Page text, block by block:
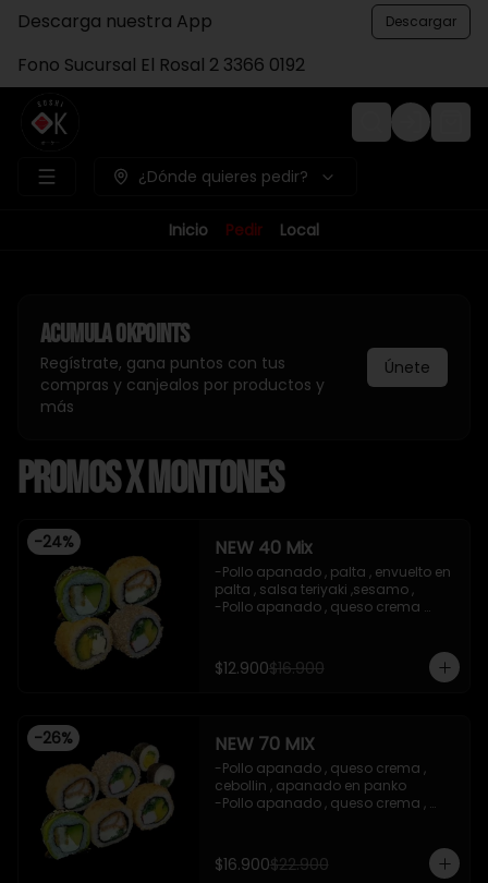
Descarga nuestra App Descargar
Fono Sucursal El Rosal 2 3366 0192
Login
¿Dónde quieres pedir?
Inicio Pedir Local
AcumulaOkpoints
Regístrate, gana puntos con tus
compras y canjealos por productos y
más
Únete
Promos x Montones
-24% NEW 40 Mix
-Pollo apanado , palta , envuelto en
palta , salsa teriyaki ,sesamo ,
-Pollo apanado , queso crema
apanado en panko .
-Kanikama , palta , cebollin ,
imagen referencial
-Precio valido con efectivo , y red
compra
$12.900$16.900
-26% NEW 70 MIX
-Pollo apanado , queso crema ,
cebollin , apanado en panko
-Pollo apanado , queso crema ,
envuelto en sesamo
-Pollo apanado , palta , envuelto en
$16.900$22.900